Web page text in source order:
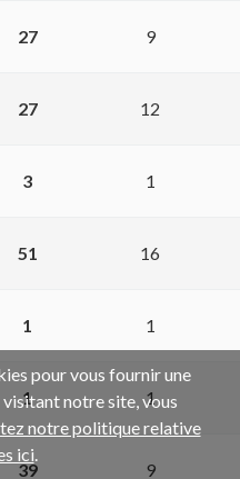
27 9
27 12
3 1
51 16
1 1
1 1
39 9
pour vous fournir une
notre site, vous
notre politique relative
ici.